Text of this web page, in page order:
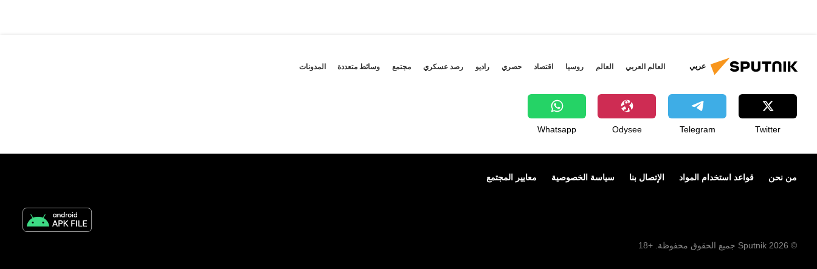
عربي العالم العربي العالم روسيا اقتصاد حصري راديو رصد عسكري مجتمع وسائط متعددة المدونات
Twitter
Telegram
Odysee
Whatsapp
من نحن قواعد استخدام المواد الإتصال بنا سياسة الخصوصية معايير المجتمع
© 2026 Sputnik جميع الحقوق محفوظة. +18